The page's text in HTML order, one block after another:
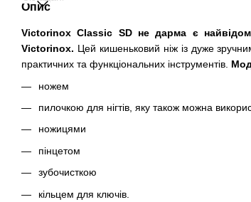
Опис
Victorinox Classic SD не дарма є
Victorinox. Цей кишеньковий ніж із дуже
практичних та функціональних інструментів.
ножем
пилочкою для нігтів, яку також можна
ножицями
пінцетом
зубочисткою
кільцем для ключів.